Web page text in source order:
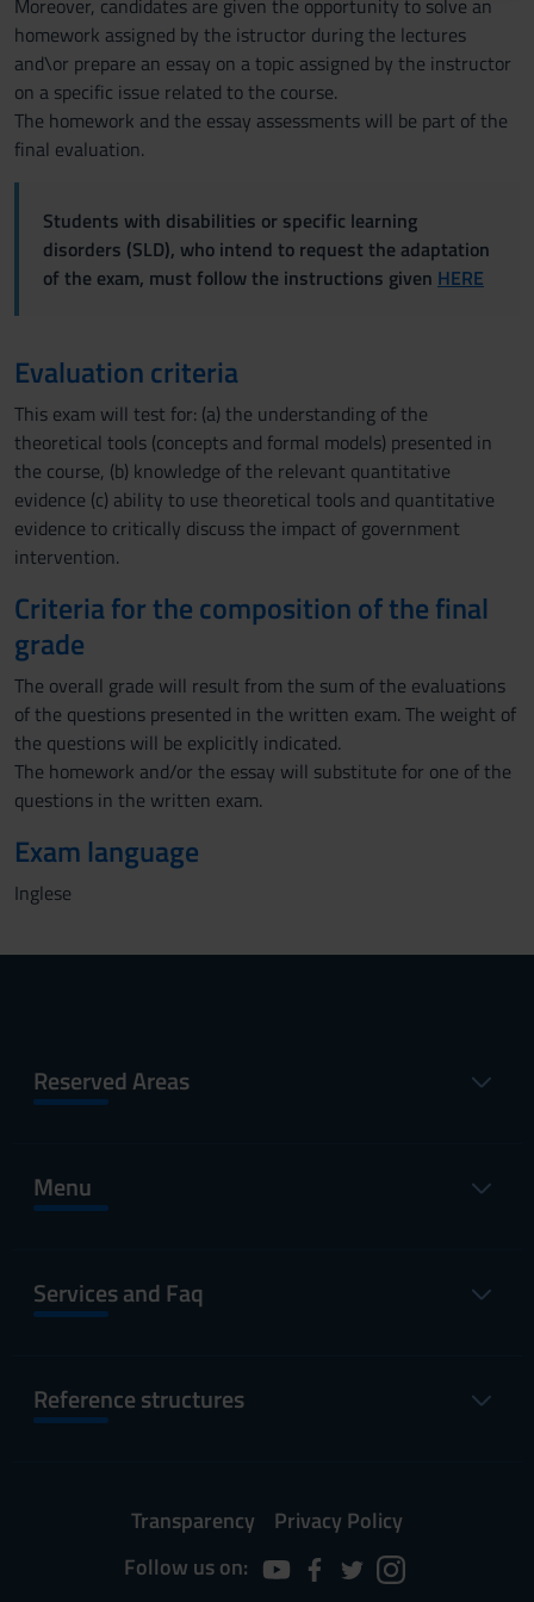
raccolto dal tuo utilizzo dei loro servizi.
Moreover, candidates are given the opportunity to solve an
homework assigned by the istructor during the lectures
and\or prepare an essay on a topic assigned by the instructor
on a specific issue related to the course.
The homework and the essay assessments will be part of the
final evaluation.
Students with disabilities or specific learning
disorders (SLD), who intend to request the adaptation
of the exam, must follow the instructions given HERE
Evaluation criteria
This exam will test for: (a) the understanding of the
theoretical tools (concepts and formal models) presented in
the course, (b) knowledge of the relevant quantitative
evidence (c) ability to use theoretical tools and quantitative
evidence to critically discuss the impact of government
intervention.
Criteria for the composition of the final
grade
The overall grade will result from the sum of the evaluations
of the questions presented in the written exam. The weight of
the questions will be explicitly indicated.
The homework and/or the essay will substitute for one of the
questions in the written exam.
Exam language
Inglese
Reserved Areas
Menu
Services and Faq
Reference structures
Transparency
Privacy Policy
Follow us on: